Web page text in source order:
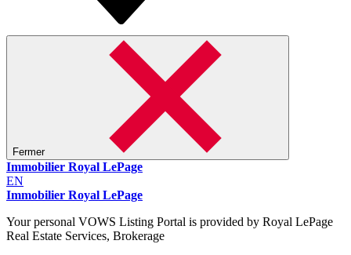
Fermer
Immobilier Royal LePage
EN
Immobilier Royal LePage
Your personal VOWS Listing Portal is provided by Royal LePage
Real Estate Services, Brokerage